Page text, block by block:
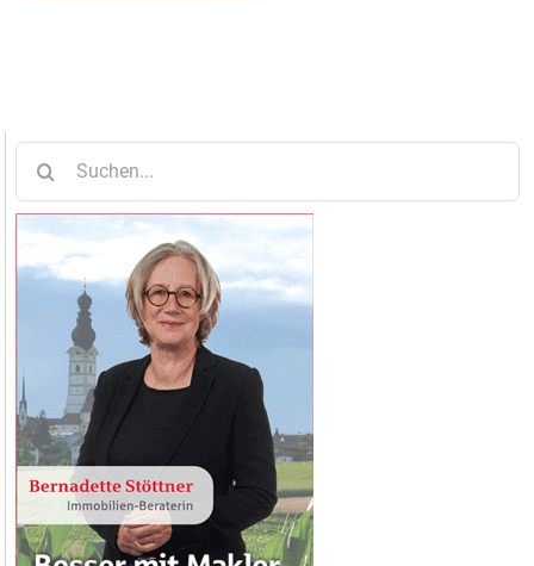
nach: